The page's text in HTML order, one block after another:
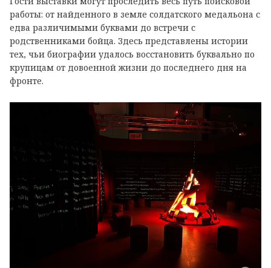
работы: от найденного в земле солдатского медальона с
едва различимыми буквами до встречи с
родственниками бойца. Здесь представлены истории
тех, чьи биографии удалось восстановить буквально по
крупицам от довоенной жизни до последнего дня на
фронте.